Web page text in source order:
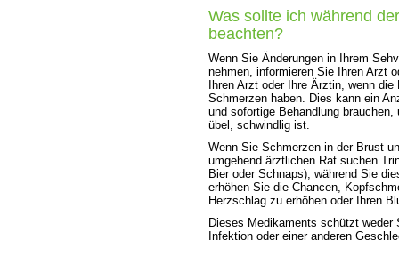
Was sollte ich während
beachten?
Wenn Sie Änderungen in Ihrem
nehmen, informieren Sie Ihren Arzt
Ihren Arzt oder Ihre Ärztin, wenn
Schmerzen haben. Dies kann ein
und sofortige Behandlung
übel, schwindlig ist.
Wenn Sie Schmerzen in der Brust
umgehend ärztlichen Rat suchen
Bier oder Schnaps), während Sie
erhöhen Sie die Chancen,
Herzschlag zu erhöhen oder Ihren
Dieses Medikaments schützt weder
Infektion oder einer anderen